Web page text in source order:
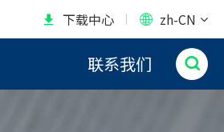
 下载中心  zh-CN
联系我们 